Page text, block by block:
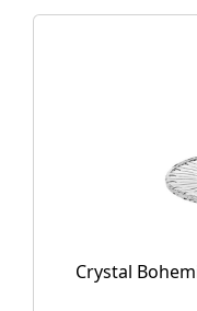
Crystal